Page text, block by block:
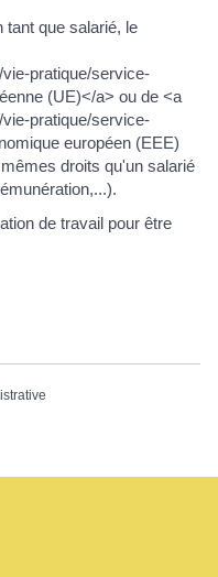
tant que salarié, le
pratique/service-
(UE)</a> ou de <a
pratique/service-
européen (EEE)
droits qu'un salarié
de travail pour être